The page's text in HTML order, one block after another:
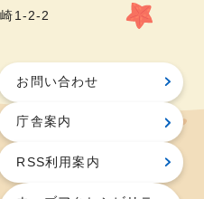
1-2-2
お問い合わせ
庁舎案内
RSS利用案内